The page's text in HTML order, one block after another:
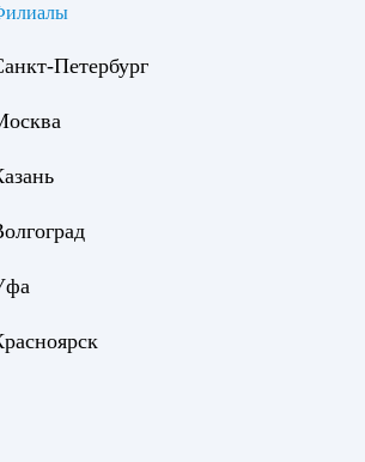
Петербург